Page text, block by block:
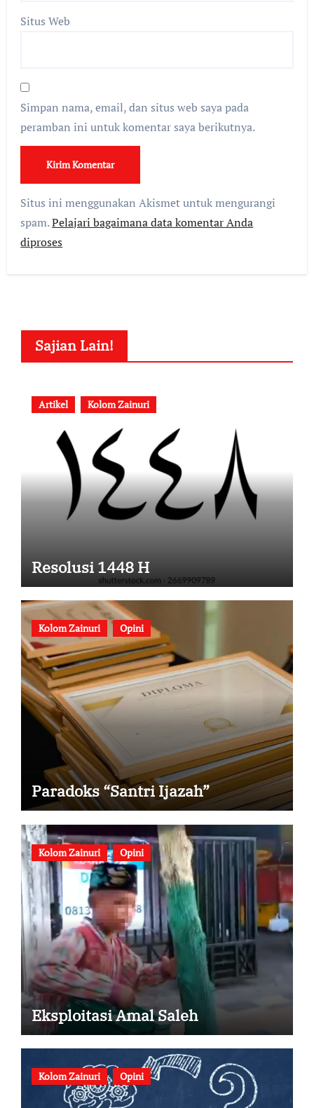
Situs Web
Simpan nama, email, dan situs web saya pada
peramban ini untuk komentar saya berikutnya.
Situs ini menggunakan Akismet untuk mengurangi
spam.Pelajari bagaimana data komentar Anda
diproses
Sajian Lain!
Artikel Kolom Zainuri
Resolusi 1448 H
Kolom Zainuri Opini
Paradoks “Santri Ijazah”
Kolom Zainuri Opini
Eksploitasi Amal Saleh
Kolom Zainuri Opini